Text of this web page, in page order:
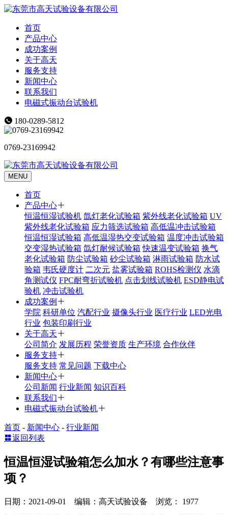
首页
产品中心
成功案例
关于高天
服务支持
新闻中心
联系我们
电磁式振动台试验机
180-0289-5812
0769-23169942
MENU
首页
产品中心
恒温恒湿试验机 氙灯老化试验箱 紫外线老化试验箱 UV
紫外线老化试验箱 应力筛选试验箱 高低温冲击试验箱
恒温恒湿试验箱 高低温湿热交变试验箱 温度冲击试验箱
交变湿热试验箱 氙灯耐候试验箱 快速温变试验箱 换气
老化试验箱 防尘试验箱 砂尘试验箱 淋雨试验箱 防水试
验箱 韦氏硬度计 二次元 盐雾试验箱 ROHS检测仪 水滴
角测试仪 FPC耐弯折试验机 点击划线试验机 ESD静电试
验机 冲击试验机
成功案例
学院 科研单位 汽配行业 摄像头行业 医疗行业 LED光电
行业 包装印刷行业
关于高天
公司简介 发展历程 荣誉资质 生产环境 合作伙伴
服务支持
服务支持 常见问题 下载中心
新闻中心
公司新闻 行业新闻 知识百科
联系我们
电磁式振动台试验机
首页 - 新闻中心 - 行业新闻
返回列表
恒温恒湿试验箱怎么加水？有哪些注意事
项？
日期：2021-09-01 编辑：高天试验设备 浏览： 1977